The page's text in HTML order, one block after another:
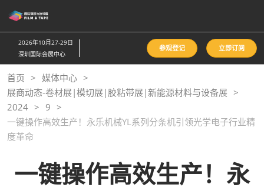
接
跳
至
内
容
2026年10月27-29日
深圳国际会展中心
参观登记 立即订阅
首页
媒体中心
展商动态-卷材展|模切展|胶粘带展|新能源材料与设备展
2024
9
一键操作高效生产！永乐机械YL系列分条机引领光学电子行业精
度革命
一键操作高效生产！永